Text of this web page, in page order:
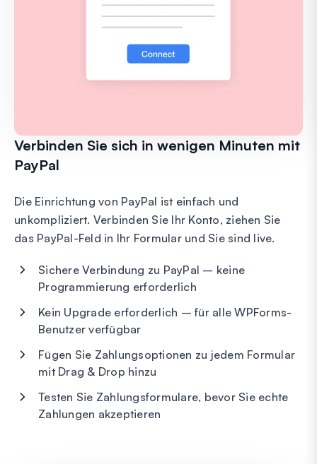
Verbinden Sie sich in wenigen Minuten mit
PayPal
Die Einrichtung von PayPal ist einfach und
unkompliziert. Verbinden Sie Ihr Konto, ziehen Sie
das PayPal-Feld in Ihr Formular und Sie sind live.
Sichere Verbindung zu PayPal – keine
Programmierung erforderlich
Kein Upgrade erforderlich – für alle WPForms-
Benutzer verfügbar
Fügen Sie Zahlungsoptionen zu jedem Formular
mit Drag & Drop hinzu
Testen Sie Zahlungsformulare, bevor Sie echte
Zahlungen akzeptieren